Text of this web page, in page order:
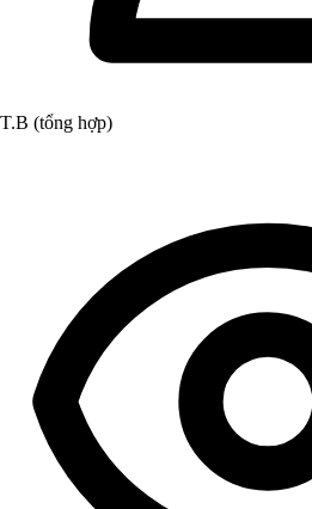
T.B (tổng hợp)